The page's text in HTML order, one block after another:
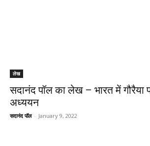
लेख
सदानंद पॉल का लेख – भारत में गौरैया
अध्ययन
सदानंद पॉल - January 9, 2022